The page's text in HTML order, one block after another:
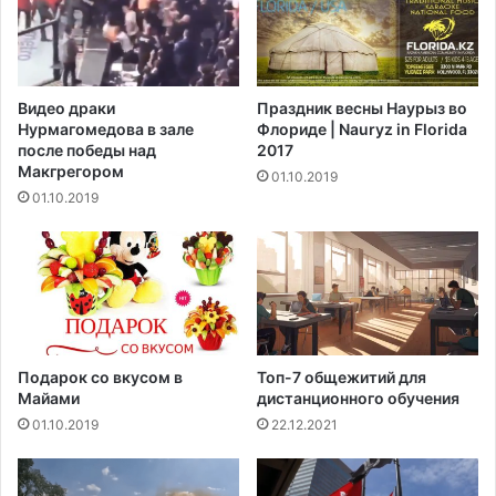
л
у
р
с
е
о
л
е
ч
е
р
е
д
о
Э
в
Видео драки
Нурмагомедова в зале
после победы над
Макгрегором‍
01.10.2019
Праздник весны Наурыз во
Флориде | Nauryz in Florida
2017
01.10.2019
Подарок со вкусом в
Майами
01.10.2019
Топ-7 общежитий для
дистанционного обучения
22.12.2021